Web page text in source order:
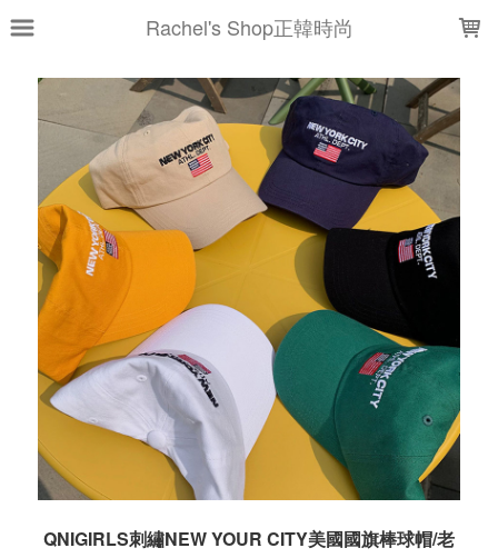
Rachel's Shop正韓時尚
QNIGIRLS刺繡NEW YOUR CITY美國國旗棒球帽/老